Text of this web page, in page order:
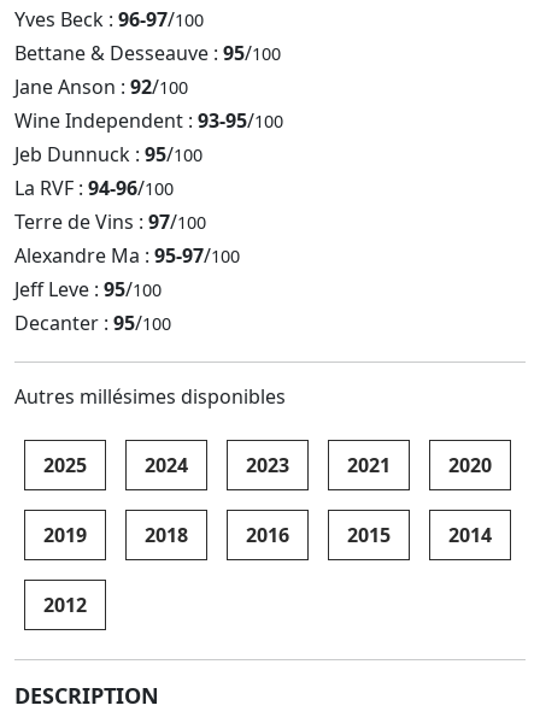
Yves Beck : 96-97/100
Bettane & Desseauve : 95/100
Jane Anson : 92/100
Wine Independent : 93-95/100
Jeb Dunnuck : 95/100
La RVF : 94-96/100
Terre de Vins : 97/100
Alexandre Ma : 95-97/100
Jeff Leve : 95/100
Decanter : 95/100
Autres millésimes disponibles
2025 2024 2023 2021 2020
2019 2018 2016 2015 2014
2012
DESCRIPTION